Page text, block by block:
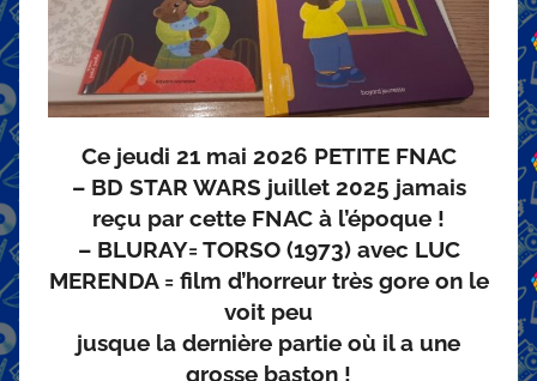
Ce jeudi 21 mai 2026 PETITE FNAC
– BD STAR WARS juillet 2025 jamais
reçu par cette FNAC à l’époque !
– BLURAY= TORSO (1973) avec LUC
MERENDA = film d’horreur très gore on le
voit peu
jusque la dernière partie où il a une
grosse baston !